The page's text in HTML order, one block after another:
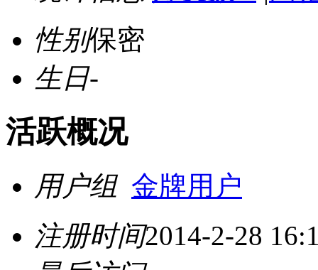
性别保密
生日-
活跃概况
用户组 金牌用户
注册时间2014-2-28